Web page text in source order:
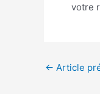
votre
← Article